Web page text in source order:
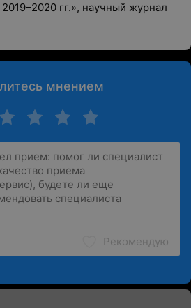
гг.», научный журнал
мнением
Рекомендую